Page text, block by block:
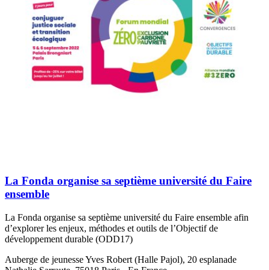
La Fonda organise sa septième université du Faire
ensemble
La Fonda organise sa septième université du Faire ensemble afin
d’explorer les enjeux, méthodes et outils de l’Objectif de
développement durable (ODD17)
Auberge de jeunesse Yves Robert (Halle Pajol), 20 esplanade